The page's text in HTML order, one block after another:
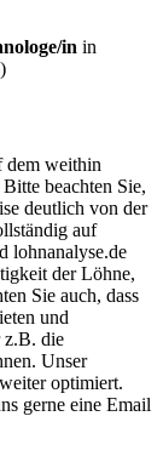
in in
)
dem weithin
beachten Sie,
deutlich von der
auf
lohnanalyse.de
der Löhne,
Sie auch, dass
und
z.B. die
Unser
optimiert.
gerne eine Email